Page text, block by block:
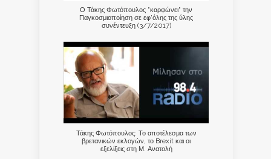
Ο Τάκης Φωτόπουλος "καρφώνει" την
Παγκοσμιοποίηση σε εφ'όλης της ύλης
συνέντευξη (3/7/2017)
Τάκης Φωτόπουλος: Το αποτέλεσμα των
βρετανικών εκλογών, το Brexit και οι
εξελίξεις στη Μ. Ανατολή